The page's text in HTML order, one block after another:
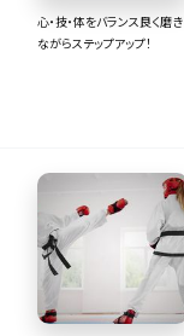
心・技・体をバランス良く磨き
ながらステップアップ！